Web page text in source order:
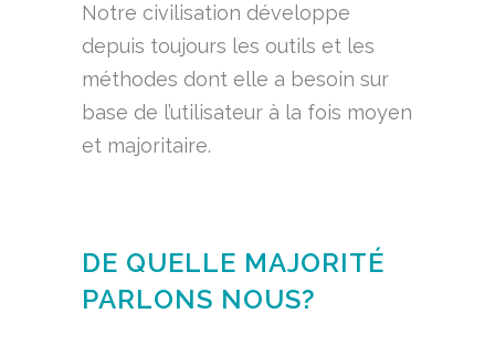
Notre civilisation développe
depuis toujours les outils et les
méthodes dont elle a besoin sur
base de l’utilisateur à la fois moyen
et majoritaire.
DE QUELLE MAJORITÉ
PARLONS NOUS?